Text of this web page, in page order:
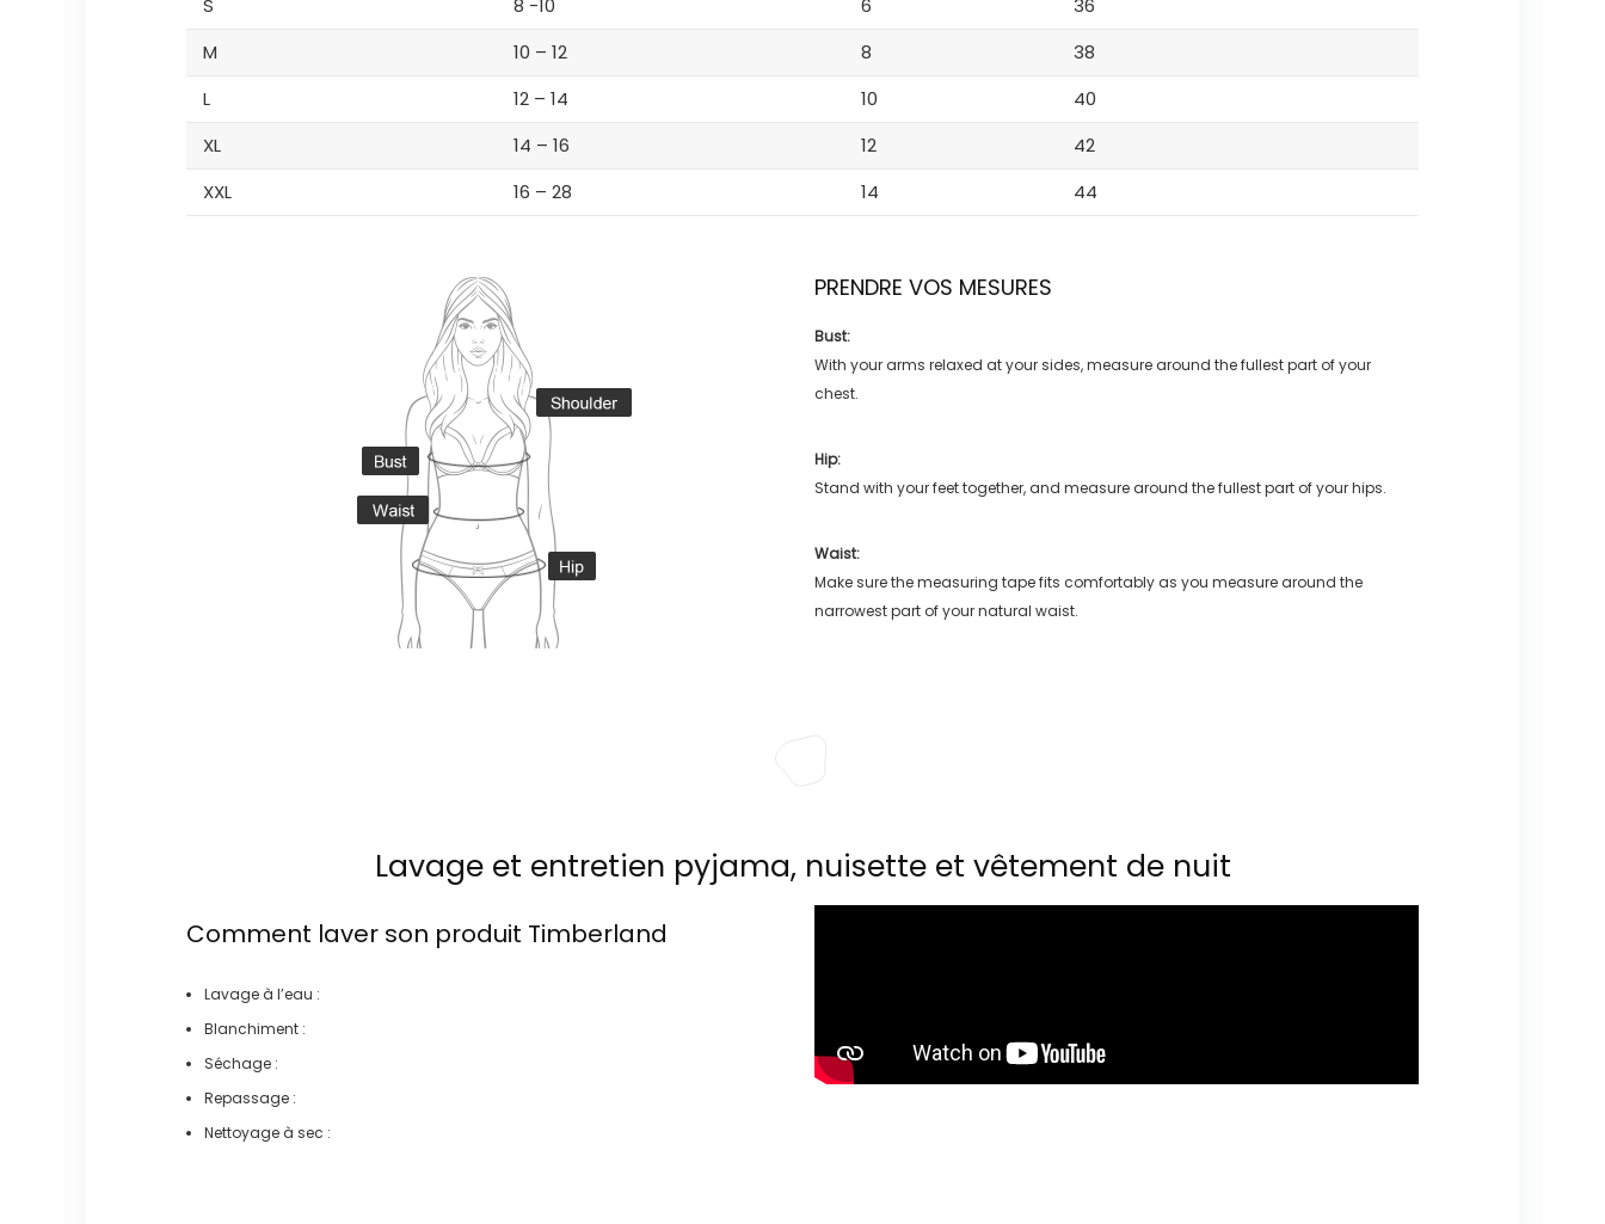
S
8 -10 6
36
M
10 – 12 8
38
L
12 – 14 10
40
XL
14 – 16 12
42
XXL
16 – 28 14 44
PRENDRE VOS MESURES
Bust:
With your arms relaxed at your sides, measure around the fullest part of your
chest.
Hip:
Stand with your feet together, and measure around the fullest part of your hips.
Waist:
Make sure the measuring tape fits comfortably as you measure around the
narrowest part of your natural waist.
Lavage et entretien pyjama, nuisette et vêtement de nuit
Comment laver son produit Timberland
Lavage à l’eau :
Blanchiment :
Séchage :
Repassage :
Nettoyage à sec :